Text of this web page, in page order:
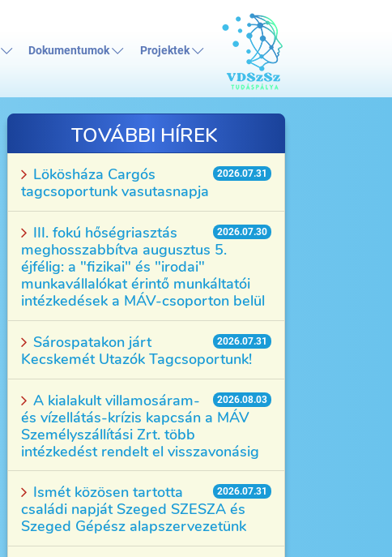
Dokumentumok Projektek
TOVÁBBI HÍREK
2026.07.31
Lökösháza Cargós
tagcsoportunk vasutasnapja
2026.07.30
III. fokú hőségriasztás
meghosszabbítva augusztus 5.
éjfélig: a "fizikai" és "irodai"
munkavállalókat érintő munkáltatói
intézkedések a MÁV-csoporton belül
2026.07.31
Sárospatakon járt
Kecskemét Utazók Tagcsoportunk!
2026.08.03
A kialakult villamosáram-
és vízellátás-krízis kapcsán a MÁV
Személyszállítási Zrt. több
intézkedést rendelt el visszavonásig
2026.07.31
Ismét közösen tartotta
családi napját Szeged SZESZA és
Szeged Gépész alapszervezetünk